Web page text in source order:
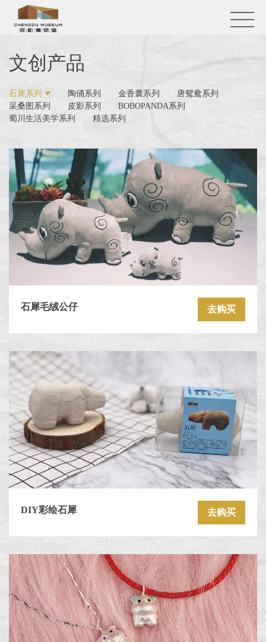
文创产品
石犀系列 陶俑系列 金香囊系列
唐鸳鸯系列
采桑图系列
皮影系列
BOBOPANDA系列
蜀川生活美学系列
精选系列
石犀毛绒公仔 去购买
DIY彩绘石犀 去购买